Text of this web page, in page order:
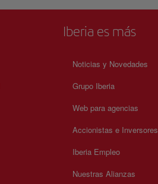
Iberia es más
Noticias y Novedades
Grupo Iberia
Web para agencias
Accionistas e Inversores
Iberia Empleo
Nuestras Alianzas